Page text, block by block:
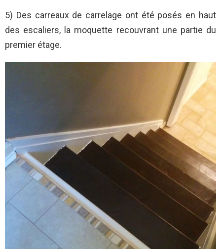
5) Des carreaux de carrelage ont été posés en haut
des escaliers, la moquette recouvrant une partie du
premier étage.